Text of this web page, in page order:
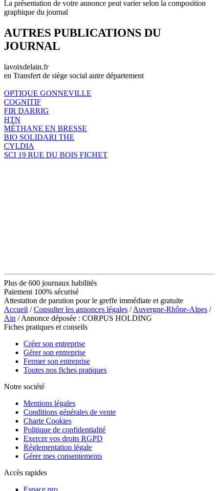
La présentation de votre annonce peut varier selon la composition
graphique du journal
AUTRES PUBLICATIONS DU
JOURNAL
lavoixdelain.fr
en Transfert de siège social autre département
OPTIQUE GONNEVILLE
COGNITIF
FIR DARRIG
HTN
MÉTHANE EN BRESSE
BIO SOLIDARI THE
CYLDIA
SCI 19 RUE DU BOIS FICHET
Plus de 600 journaux habilités
Paiement 100% sécurisé
Attestation de parution pour le greffe immédiate et gratuite
Accueil /Consulter les annonces légales /Auvergne-Rhône-Alpes /
Ain / Annonce déposée : CORPUS HOLDING
Fiches pratiques et conseils
Créer son entreprise
Gérer son entreprise
Fermer son entreprise
Toutes nos fiches pratiques
Notre société
Mentions légales
Conditions générales de vente
Charte Cookies
Politique de confidentialité
Exercer vos droits RGPD
Réglementation légale
Gérer mes consentements
Accès rapides
Espace pro